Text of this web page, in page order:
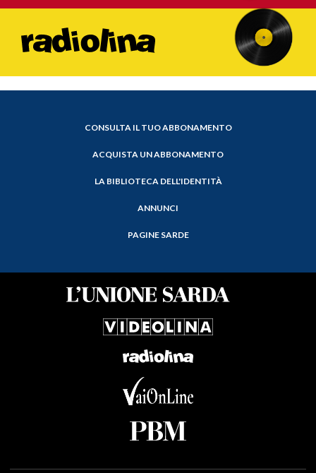
CONSULTA IL TUO ABBONAMENTO
ACQUISTA UN ABBONAMENTO
LA BIBLIOTECA DELL'IDENTITÀ
ANNUNCI
PAGINE SARDE